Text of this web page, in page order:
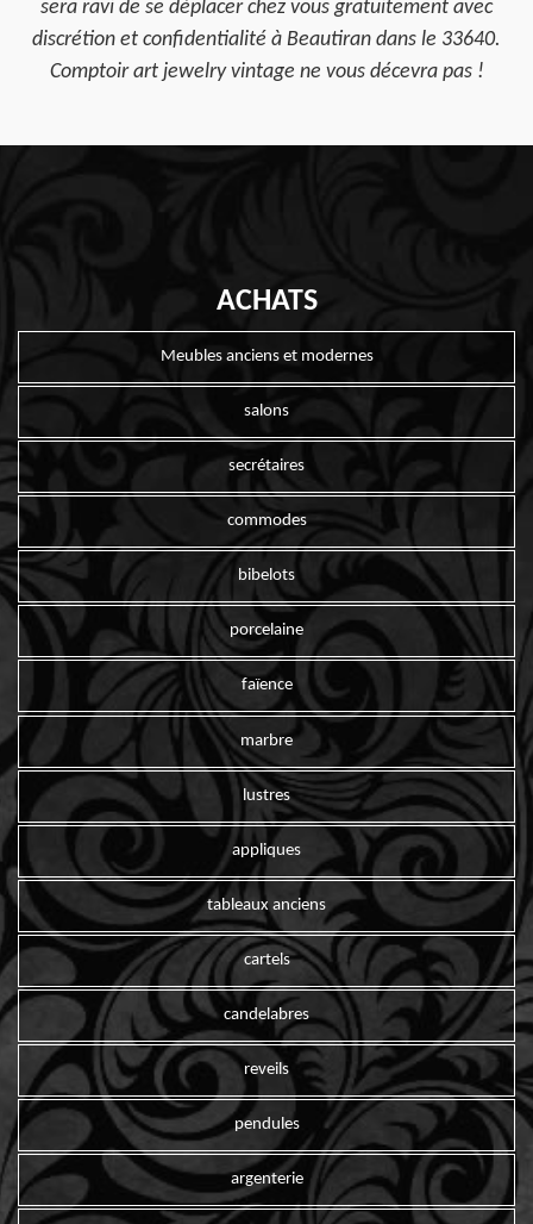
sera ravi de se déplacer chez vous gratuitement avec
discrétion et confidentialité à Beautiran dans le 33640.
Comptoir art jewelry vintage ne vous décevra pas !
ACHATS
Meubles anciens et modernes
salons
secrétaires
commodes
bibelots
porcelaine
faïence
marbre
lustres
appliques
tableaux anciens
cartels
candelabres
reveils
pendules
argenterie